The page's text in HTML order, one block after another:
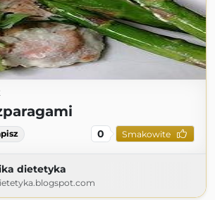
0 Smakowite
dietetyka